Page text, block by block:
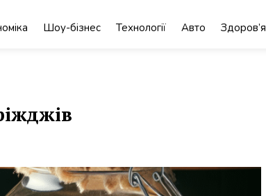
Шоу-бізнес Технології Авто Здоров’я